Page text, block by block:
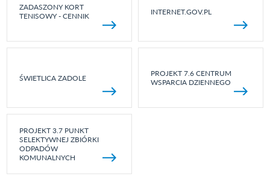
ZADASZONY KORT
TENISOWY - CENNIK
INTERNET.GOV.PL
ŚWIETLICA ZADOLE
PROJEKT 7.6 CENTRUM
WSPARCIA DZIENNEGO
PROJEKT 3.7 PUNKT
SELEKTYWNEJ ZBIÓRKI
ODPADÓW
KOMUNALNYCH